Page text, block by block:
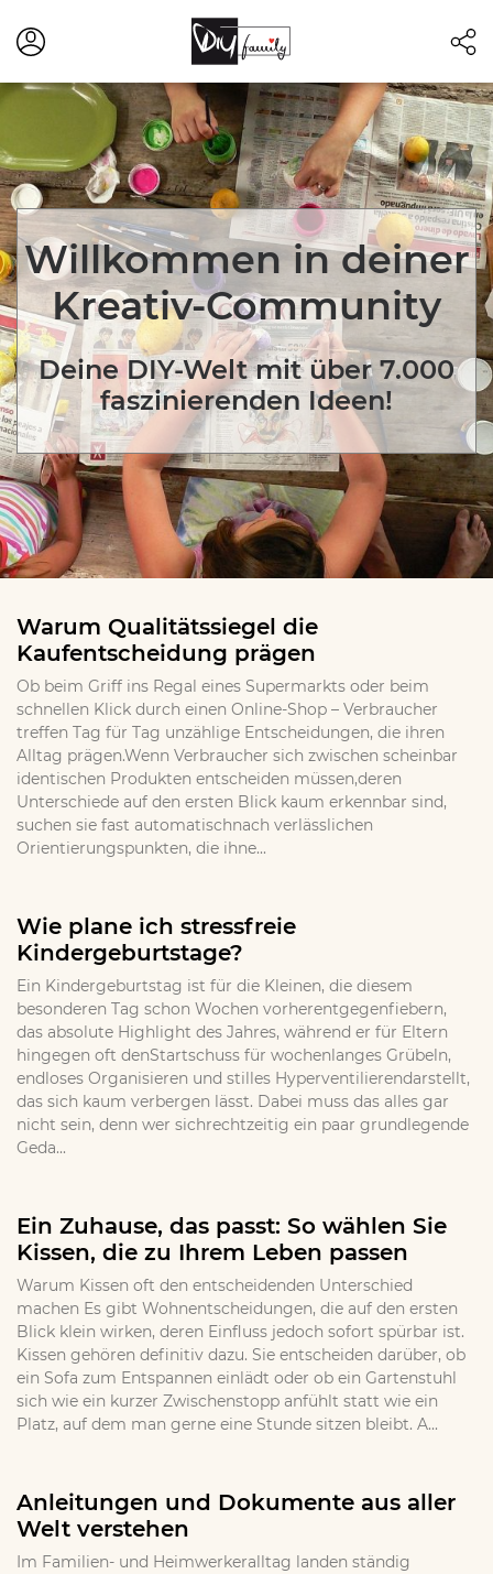
Willkommen in deiner
Kreativ-Community
Deine DIY-Welt mit über 7.000
faszinierenden Ideen!
Warum Qualitätssiegel die
Kaufentscheidung prägen
Ob beim Griff ins Regal eines Supermarkts oder beim
schnellen Klick durch einen Online-Shop – Verbraucher
treffen Tag für Tag unzählige Entscheidungen, die ihren
Alltag prägen.Wenn Verbraucher sich zwischen scheinbar
identischen Produkten entscheiden müssen,deren
Unterschiede auf den ersten Blick kaum erkennbar sind,
suchen sie fast automatischnach verlässlichen
Orientierungspunkten, die ihne...
Wie plane ich stressfreie
Kindergeburtstage?
Ein Kindergeburtstag ist für die Kleinen, die diesem
besonderen Tag schon Wochen vorherentgegenfiebern,
das absolute Highlight des Jahres, während er für Eltern
hingegen oft denStartschuss für wochenlanges Grübeln,
endloses Organisieren und stilles Hyperventilierendarstellt,
das sich kaum verbergen lässt. Dabei muss das alles gar
nicht sein, denn wer sichrechtzeitig ein paar grundlegende
Geda...
Ein Zuhause, das passt: So wählen Sie
Kissen, die zu Ihrem Leben passen
Warum Kissen oft den entscheidenden Unterschied
machen Es gibt Wohnentscheidungen, die auf den ersten
Blick klein wirken, deren Einfluss jedoch sofort spürbar ist.
Kissen gehören definitiv dazu. Sie entscheiden darüber, ob
ein Sofa zum Entspannen einlädt oder ob ein Gartenstuhl
sich wie ein kurzer Zwischenstopp anfühlt statt wie ein
Platz, auf dem man gerne eine Stunde sitzen bleibt. A...
Anleitungen und Dokumente aus aller
Welt verstehen
Im Familien- und Heimwerkeralltag landen ständig